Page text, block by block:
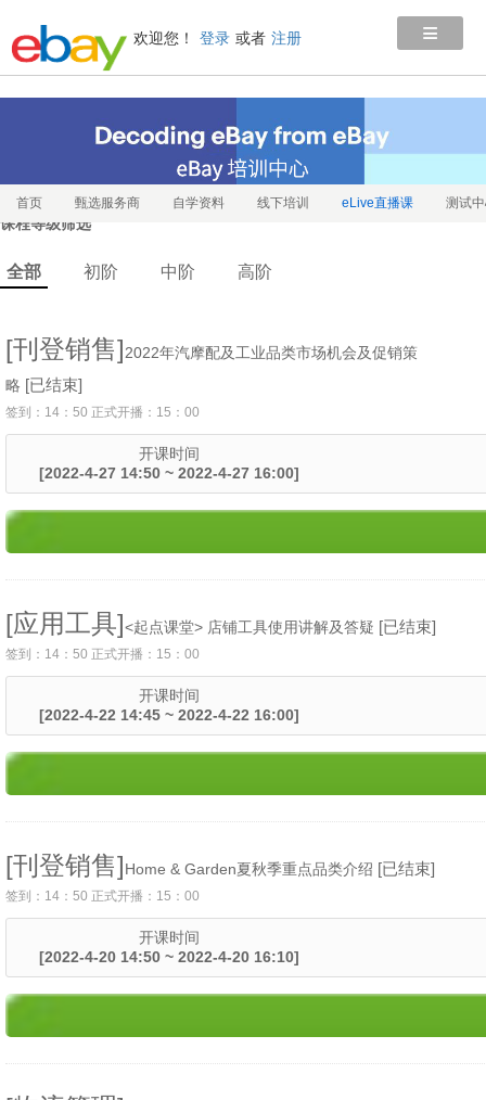
≡
欢迎您！ 登录 或者 注册
首页 甄选服务商 自学资料 线下培训 eLive直播课 测试
课程等级筛选
全部 初阶 中阶 高阶
[刊登销售]2022年汽摩配及工业品类市场机会及促销策
略 [已结束]
签到：14：50 正式开播：15：00
开课时间
[2022-4-27 14:50 ~ 2022-4-27 16:00]
[应用工具]<起点课堂> 店铺工具使用讲解及答疑 [已结束]
签到：14：50 正式开播：15：00
开课时间
[2022-4-22 14:45 ~ 2022-4-22 16:00]
[刊登销售]Home & Garden夏秋季重点品类介绍 [已结束]
签到：14：50 正式开播：15：00
开课时间
[2022-4-20 14:50 ~ 2022-4-20 16:10]